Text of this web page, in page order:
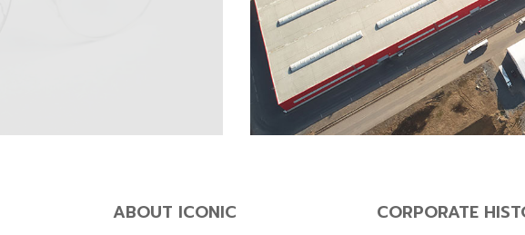
ABOUT ICONIC CORPORATE